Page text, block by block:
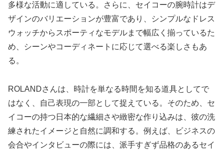
多様な活動に適している。さらに、セイコーの腕時計はデ
ザインのバリエーションが豊富であり、シンプルなドレス
ウォッチからスポーティなモデルまで幅広く揃っているた
め、シーンやコーディネートに応じて選べる楽しさもあ
る。
ROLANDさんは、時計を単なる時間を知る道具としてで
はなく、自己表現の一部として捉えている。そのため、セ
イコーの持つ日本的な繊細さや緻密な作り込みは、彼の洗
練されたイメージと自然に調和する。例えば、ビジネスの
会合やインタビューの際には、派手すぎず品格のあるセイ